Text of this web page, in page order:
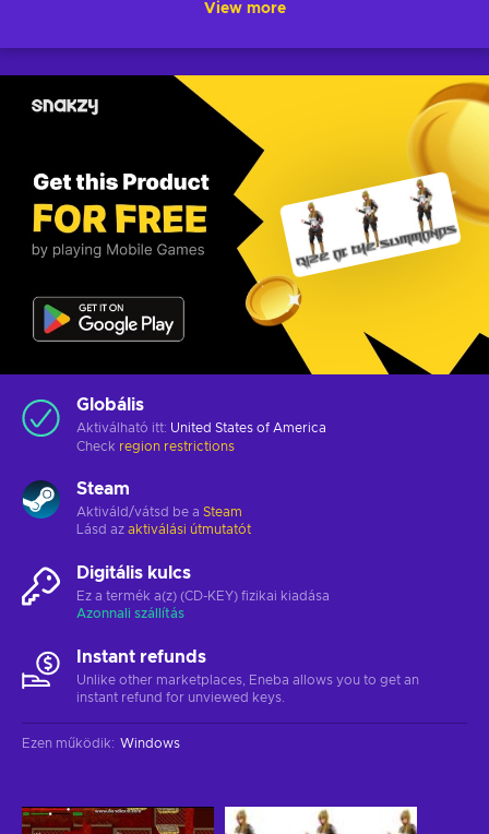
View more
Globális
Aktiválható itt: United States of America
Check region restrictions
Steam
Aktiváld/vátsd be a Steam
Lásd az aktiválási útmutatót
Digitális kulcs
Ez a termék a(z) (CD-KEY) fizikai kiadása
Azonnali szállítás
Instant refunds
Unlike other marketplaces, Eneba allows you to get an
instant refund for unviewed keys.
Ezen működik: Windows